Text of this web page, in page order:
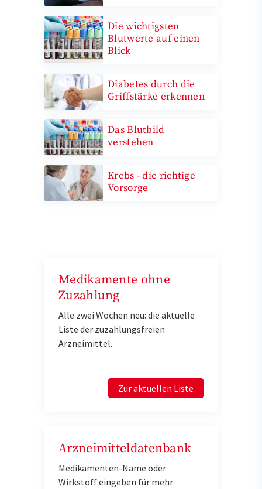
Die wichtigsten
Blutwerte auf einen
Blick
Diabetes durch die
Griffstärke erkennen
Das Blutbild
verstehen
Krebs - die richtige
Vorsorge
Medikamente ohne
Zuzahlung
Alle zwei Wochen neu: die aktuelle
Liste der zuzahlungsfreien
Arzneimittel.
Zur aktuellen Liste
Arzneimitteldatenbank
Medikamenten-Name oder
Wirkstoff eingeben für mehr